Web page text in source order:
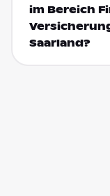
im Bereich
Saarland?